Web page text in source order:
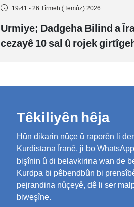
19:41 - 26 Tîrmeh (Temûz) 2026
Urmiye; Dadgeha Bilind a
cezayê 10 sal û rojek
Têkiliyên hêja
Hûn dikarin nûçe û raporên li
Kurdistana Îranê, ji bo
bişînin û di belavkirina wan de
Kurdpa bi pêbendbûn bi
pejrandina nûçeyê, dê li ser
biweşîne.